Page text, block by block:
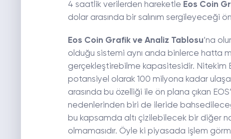
4 saatlik verilerden hareketle Eos Coin
dolar arasında bir salınım sergileyeceği
Eos Coin Grafik ve Analiz Tablosu’na
olduğu sistemi aynı anda binlerce hatta
gerçekleştirebilme kapasitesidir. Nitekim
potansiyel olarak 100 milyona kadar
arasında bu özelliği ile ön plana çıkan
nedenlerinden biri de ileride
bu kapsamda altı çizilebilecek bir diğer
olmamasıdır. Öyle ki piyasada işlem